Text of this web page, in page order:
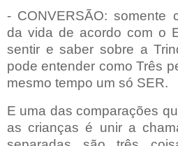
- CONVERSÃO: somente
da vida de acordo com o
sentir e saber sobre a
pode entender como Três
mesmo tempo um só SER.
E uma das comparações
as crianças é unir a